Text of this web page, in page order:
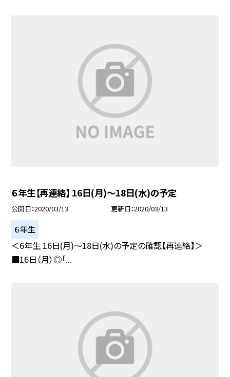
６年生【再連絡】 16日(月)〜18日(水)の予定
公開日 2020/03/13 更新日 2020/03/13
６年生
＜6年生 16日(月)〜18日(水)の予定の確認【再連絡】＞
■16日（月）◎「...